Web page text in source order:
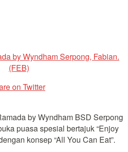
by Wyndham Serpong, Fabian.
(FEB)
on Twitter
by Wyndham BSD Serpong
puasa spesial bertajuk “Enjoy
konsep “All You Can Eat”.